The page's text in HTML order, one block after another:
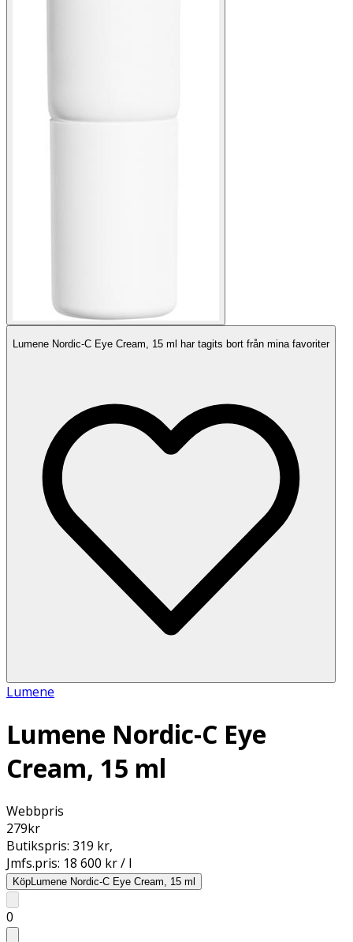
Lumene Nordic-C Eye Cream, 15 ml har tagits bort från mina favoriter
Lumene
Lumene Nordic-C Eye
Cream, 15 ml
Webbpris
279kr
Butikspris: 319 kr,
Jmfs.pris: 18 600 kr / l
KöpLumene Nordic-C Eye Cream, 15 ml
0